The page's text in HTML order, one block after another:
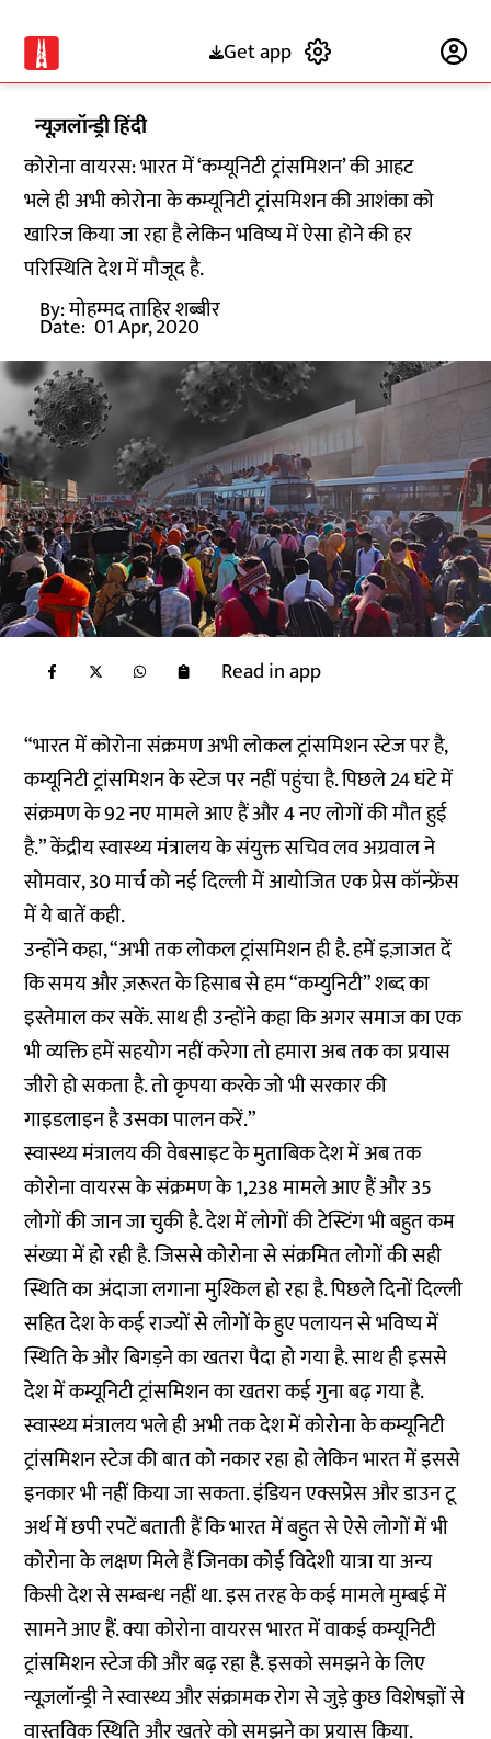
Get app
न्यूज़लॉन्ड्री हिंदी
कोरोना वायरस: भारत में ‘कम्यूनिटी ट्रांसमिशन’ की आहट
भले ही अभी कोरोना के कम्यूनिटी ट्रांसमिशन की आशंका को
खारिज किया जा रहा है लेकिन भविष्य में ऐसा होने की हर
परिस्थिति देश में मौजूद है.
By:मोहम्मद ताहिर शब्बीर
Date: 01 Apr, 2020
Read in app
“भारत में कोरोना संक्रमण अभी लोकल ट्रांसमिशन स्टेज पर है,
कम्यूनिटी ट्रांसमिशन के स्टेज पर नहीं पहुंचा है. पिछले 24 घंटे में
संक्रमण के 92 नए मामले आए हैं और 4 नए लोगों की मौत हुई
है.” केंद्रीय स्वास्थ्य मंत्रालय के संयुक्त सचिव लव अग्रवाल ने
सोमवार, 30 मार्च को नई दिल्ली में आयोजित एक प्रेस कॉन्फ्रेंस
में ये बातें कही.
उन्होंने कहा, “अभी तक लोकल ट्रांसमिशन ही है. हमें इज़ाजत दें
कि समय और ज़रूरत के हिसाब से हम “कम्युनिटी” शब्द का
इस्तेमाल कर सकें. साथ ही उन्होंने कहा कि अगर समाज का एक
भी व्यक्ति हमें सहयोग नहीं करेगा तो हमारा अब तक का प्रयास
जीरो हो सकता है. तो कृपया करके जो भी सरकार की
गाइडलाइन है उसका पालन करें.”
स्वास्थ्य मंत्रालयकी वेबसाइट के मुताबिक देश में अब तक
कोरोना वायरस के संक्रमण के 1,238 मामले आए हैं और 35
लोगों की जान जा चुकी है. देश में लोगों की टेस्टिंग भी बहुत कम
संख्या में हो रही है. जिससे कोरोना से संक्रमित लोगों की सही
स्थिति का अंदाजा लगाना मुश्किल हो रहा है. पिछले दिनों दिल्ली
सहित देश के कई राज्यों से लोगों के हुए पलायन से भविष्य में
स्थिति के और बिगड़ने का खतरा पैदा हो गया है. साथ ही इससे
देश में कम्यूनिटी ट्रांसमिशन का खतरा कई गुना बढ़ गया है.
स्वास्थ्य मंत्रालय भले ही अभी तक देश में कोरोना के कम्यूनिटी
ट्रांसमिशन स्टेज की बात को नकार रहा हो लेकिन भारत में इससे
इनकार भी नहीं किया जा सकता. इंडियन एक्सप्रेस औरडाउन टू
अर्थमें छपी रपटें बताती हैं कि भारत में बहुत से ऐसे लोगों में भी
कोरोना के लक्षण मिले हैं जिनका कोई विदेशी यात्रा या अन्य
किसी देश से सम्बन्ध नहीं था. इस तरह के कई मामले मुम्बई में
सामने आए हैं. क्या कोरोना वायरस भारत में वाकई कम्यूनिटी
ट्रांसमिशन स्टेज की और बढ़ रहा है. इसको समझने के लिए
न्यूज़लॉन्ड्री ने स्वास्थ्य और संक्रामक रोग से जुड़े कुछ विशेषज्ञों से
वास्तविक स्थिति और खतरे को समझने का प्रयास किया.